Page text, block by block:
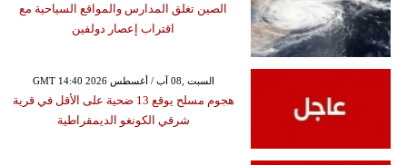
الصين تغلق المدارس والمواقع السياحية مع
اقتراب إعصار دولفين
GMT 14:40 2026 السبت ,08 آب / أغسطس
هجوم مسلح يوقع 13 ضحية على الأقل في قرية
شرقي الكونغو الديمقراطية